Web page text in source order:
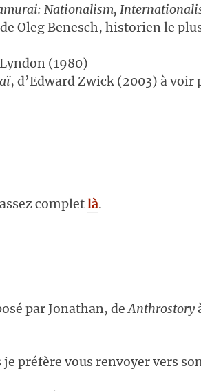
Nationalism,
Oleg Benesch, historien le
(1980)
, d’Edward Zwick (2003) à voir
completlà.
par Jonathan, deAnthrostory
préfère vous renvoyer vers